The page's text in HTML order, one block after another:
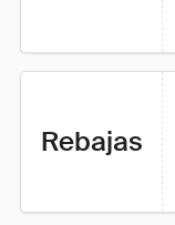
Rebajas